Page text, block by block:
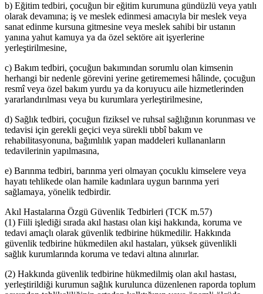
b) Eğitim tedbiri, çocuğun bir eğitim kurumuna gündüzlü veya yatılı
olarak devamına; iş ve meslek edinmesi amacıyla bir meslek veya
sanat edinme kursuna gitmesine veya meslek sahibi bir ustanın
yanına yahut kamuya ya da özel sektöre ait işyerlerine
yerleştirilmesine,
c) Bakım tedbiri, çocuğun bakımından sorumlu olan kimsenin
herhangi bir nedenle görevini yerine getirememesi hâlinde, çocuğun
resmî veya özel bakım yurdu ya da koruyucu aile hizmetlerinden
yararlandırılması veya bu kurumlara yerleştirilmesine,
d) Sağlık tedbiri, çocuğun fiziksel ve ruhsal sağlığının korunması ve
tedavisi için gerekli geçici veya sürekli tıbbî bakım ve
rehabilitasyonuna, bağımlılık yapan maddeleri kullananların
tedavilerinin yapılmasına,
e) Barınma tedbiri, barınma yeri olmayan çocuklu kimselere veya
hayatı tehlikede olan hamile kadınlara uygun barınma yeri
sağlamaya, yönelik tedbirdir.
Akıl Hastalarına Özgü Güvenlik Tedbirleri (TCK m.57)
(1) Fiili işlediği sırada akıl hastası olan kişi hakkında, koruma ve
tedavi amaçlı olarak güvenlik tedbirine hükmedilir. Hakkında
güvenlik tedbirine hükmedilen akıl hastaları, yüksek güvenlikli
sağlık kurumlarında koruma ve tedavi altına alınırlar.
(2) Hakkında güvenlik tedbirine hükmedilmiş olan akıl hastası,
yerleştirildiği kurumun sağlık kurulunca düzenlenen raporda toplum